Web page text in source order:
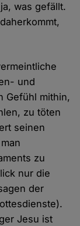
was gefällt.
und
Gefühl mithin,
zu töten
seinen
zu
nur die
der
Jesu ist